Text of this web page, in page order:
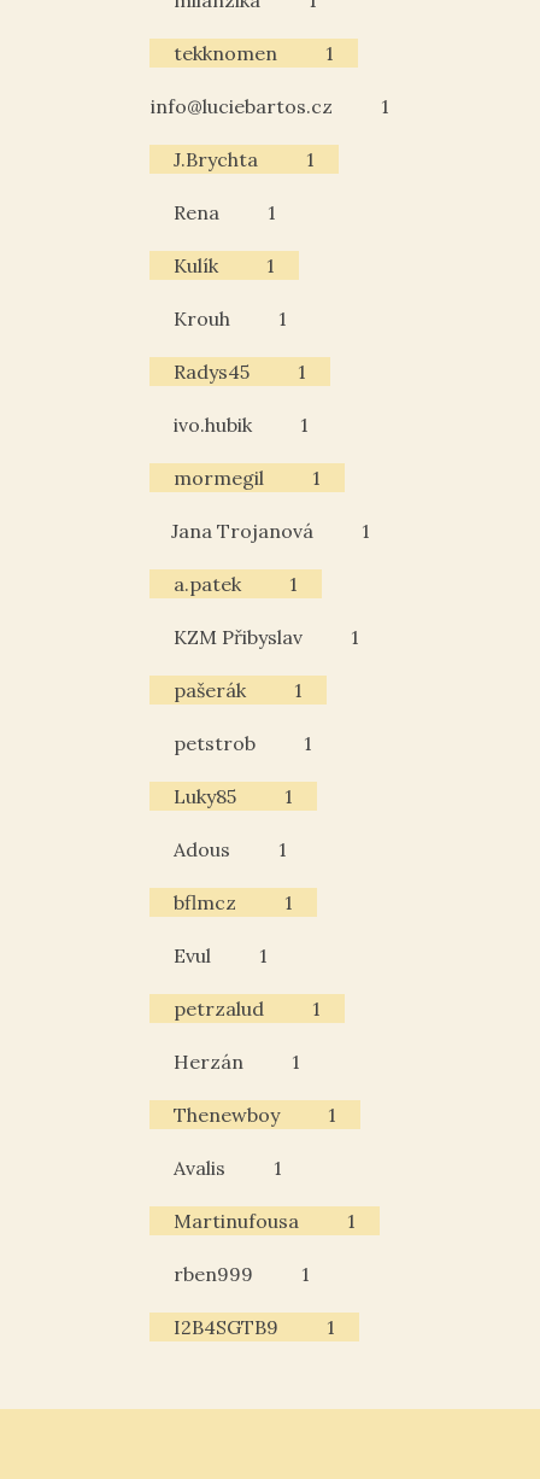
tekknomen 1
info@luciebartos.cz 1
J.Brychta 1
Rena 1
Kulík 1
Krouh 1
Radys45 1
ivo.hubik 1
mormegil 1
Jana Trojanová 1
a.patek 1
KZM Přibyslav 1
pašerák 1
petstrob 1
Luky85 1
Adous 1
bflmcz 1
Evul 1
petrzalud 1
Herzán 1
Thenewboy 1
Avalis 1
Martinufousa 1
rben999 1
I2B4SGTB9 1